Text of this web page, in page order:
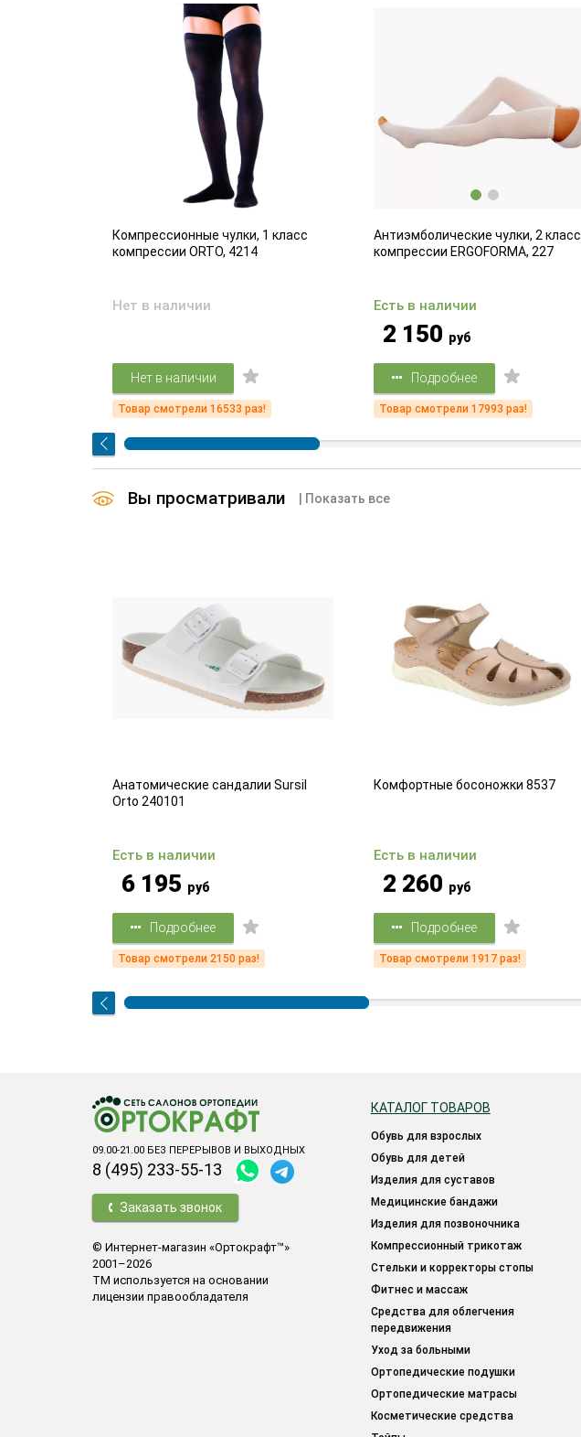
Компрессионные чулки, 1 класс
компрессии ORTO, 4214
Нет в наличии
Нет в наличии
Товар смотрели 16533 раз!
Антиэмболические чулки, 2 класс
компрессии ERGOFORMA, 227
Есть в наличии
2 150 руб
Подробнее
Товар смотрели 17993 раз!
Вы просматривали | Показать все
Анатомические сандалии Sursil
Orto 240101
Есть в наличии
6 195 руб
Подробнее
Товар смотрели 2150 раз!
Комфортные босоножки 8537
Есть в наличии
2 260 руб
Подробнее
Товар смотрели 1917 раз!
09.00-21.00 БЕЗ ПЕРЕРЫВОВ И ВЫХОДНЫХ
8 (495) 233-55-13
Заказать звонок
© Интернет-магазин «Ортокрафт™»
2001–2026
ТМ используется на основании
лицензии правообладателя
КАТАЛОГ ТОВАРОВ
обувь для взрослых
обувь для детей
изделия для суставов
медицинские бандажи
изделия для позвоночника
компрессионный трикотаж
стельки и корректоры стопы
фитнес и массаж
средства для облегчения
передвижения
уход за больными
ортопедические подушки
ортопедические матрасы
косметические средства